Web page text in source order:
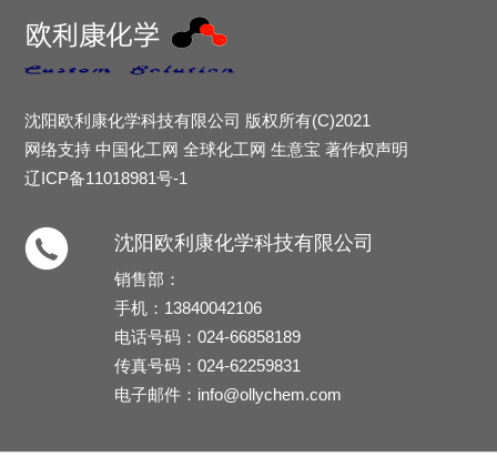
沈阳欧利康化学科技有限公司 版权所有(C)2021
网络支持中国化工网 全球化工网 生意宝 著作权声明
辽ICP备11018981号-1
沈阳欧利康化学科技有限公司
销售部：
手机：13840042106
电话号码：024-66858189
传真号码：024-62259831
电子邮件： info@ollychem.com